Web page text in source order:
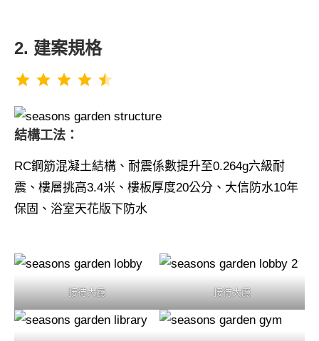
2. 建案規格
⭐⭐ ⭐⭐⭐
結構工法：
RC鋼筋混凝土結構、耐震係數提升至0.264g六級耐
震、樓層挑高3.4米、樓板厚度20公分、大信防水10年
保固、浴室天花版下防水
接待大廳 接待大廳